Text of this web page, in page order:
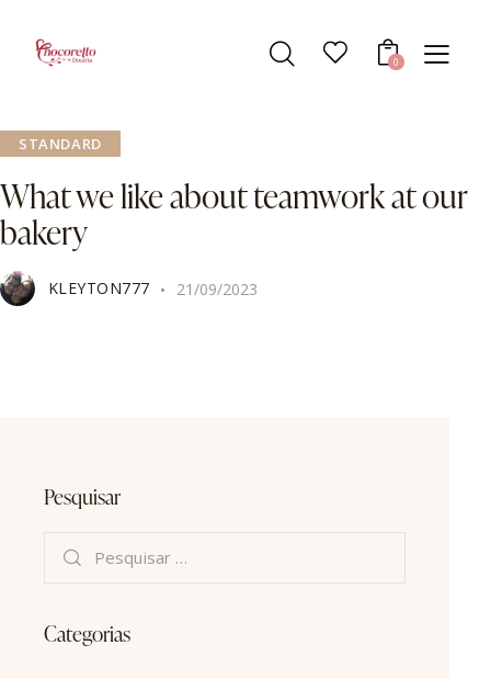
0
STANDARD
What we like about teamwork at our
bakery
KLEYTON777 21/09/2023
Pesquisar
Categorias